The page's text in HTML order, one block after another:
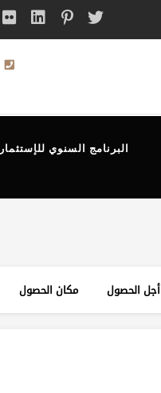
البرنامج السنوي للإستثمار
مكان الحصول أجل الحصول